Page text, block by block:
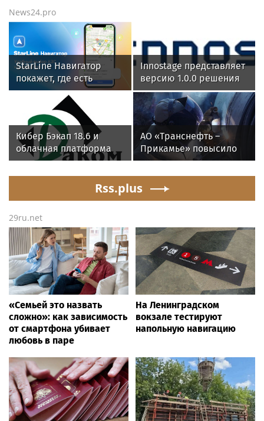
News24.pro
StarLine Навигатор
покажет, где есть
топливо и сколько
придется ждать на АЗС
Innostage представляет
версию 1.0.0 решения
Innostage TDIR
Интеллектуальная
автоматизация
расследования
инцидентов ИБ
Кибер Бэкап 18.6 и
облачная платформа
SpaceVM 6.5.9. успешно
прошли испытания на
АО «Транснефть –
Прикамье» повысило
надежность
производственной
инфраструктуры в
четырех регионах
Rss.plus
29ru.net
«Семьей это назвать
сложно»: как зависимость
от смартфона убивает
любовь в паре
На Ленинградском
вокзале тестируют
напольную навигацию